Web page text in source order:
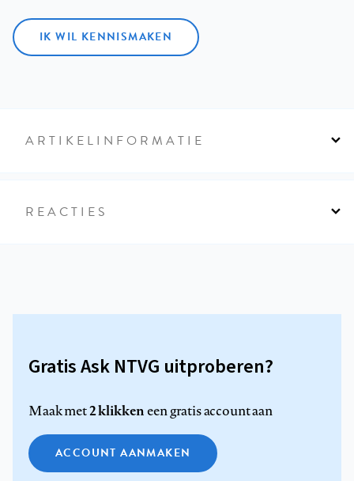
IK WIL KENNISMAKEN
ARTIKELINFORMATIE
REACTIES
Gratis Ask NTVG uitproberen?
Maak met2 klikkeneen gratis account aan
ACCOUNT AANMAKEN